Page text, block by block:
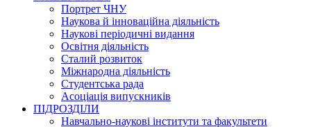
Портрет ЧНУ
Наукова й інноваційна діяльність
Наукові періодичні видання
Освітня діяльність
Сталий розвиток
Міжнародна діяльність
Студентська рада
Асоціація випускників
ПІДРОЗДІЛИ
Навчально-наукові інститути та факультети